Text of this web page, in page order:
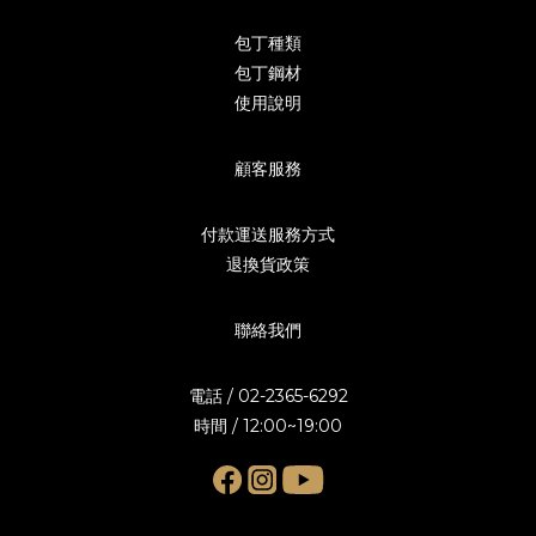
包丁種類
包丁鋼材
使用說明
顧客服務
付款運送服務方式
退換貨政策
聯絡我們
電話 / 02-2365-6292
時間 / 12:00~19:00